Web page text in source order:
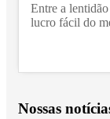
Entre a
lucro fácil do
Nossas